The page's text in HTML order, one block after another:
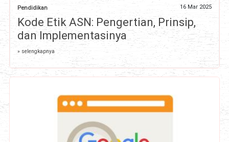
Pendidikan 16 Mar 2025
Kode Etik ASN: Pengertian, Prinsip,
dan Implementasinya
» selengkapnya